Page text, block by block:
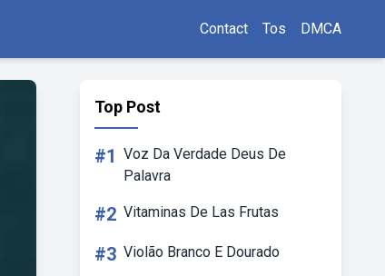
Contact Tos DMCA
Top Post
#1 Voz Da Verdade Deus De
Palavra
#2 Vitaminas De Las Frutas
#3 Violão Branco E Dourado